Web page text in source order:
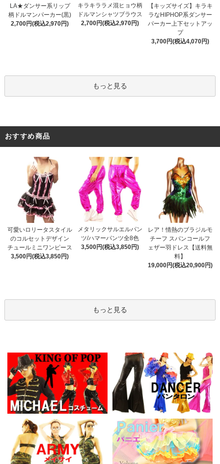
LA★ダンサー系リップ
柄ドルマンパーカー(黒)
2,700円(税込2,970円)
キラキララメ混ヒョウ柄
ドルマンシャツブラウス
2,700円(税込2,970円)
【キッズサイズ】キラキ
ラなHIPHOP系ダンサー
パーカー上下セットアッ
プ
3,700円(税込4,070円)
もっと見る
おすすめ商品
可愛いロリータスタイル
のコルセットデザイン
チュールミニワンピース
3,500円(税込3,850円)
メタリックサルエルパン
ツ/ハマーパンツ全8色
3,500円(税込3,850円)
レア！情熱のブラジルモ
チーフ スパンコールフ
ェザー羽ドレス【送料無
料】
19,000円(税込20,900円)
もっと見る